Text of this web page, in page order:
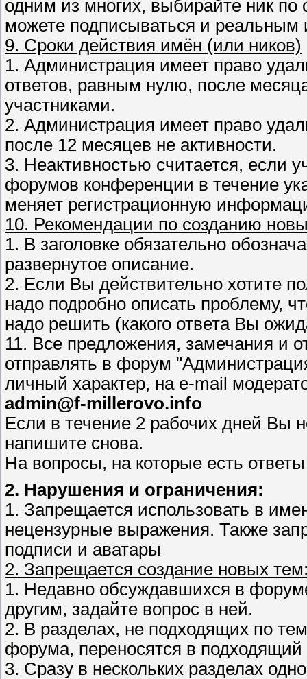
одним из многих, выбирайте ник
можете подписываться и
9. Сроки действия имён (или ников)
1. Администрация имеет право
ответов, равным нулю, после
участниками.
2. Администрация имеет право
после 12 месяцев не активности.
3. Неактивностью считается, если
форумов конференции в течение
меняет регистрационную
10. Рекомендации по созданию
1. В заголовке обязательно
развернутое описание.
2. Если Вы действительно хотите
надо подробно описать проблему,
надо решить (какого ответа Вы
11. Все предложения, замечания и
отправлять в форум
личный характер, на e-mail
admin@f-millerovo.info
Если в течение 2 рабочих дней Вы
напишите снова.
На вопросы, на которые есть
2. Нарушения и ограничения:
1. Запрещается использовать в
нецензурные выражения. Также
подписи и аватары
2. Запрещается создание новых
1. Недавно обсуждавшихся в
другим, задайте вопрос в ней.
2. В разделах, не подходящих по
форума, переносятся в
3. Сразу в нескольких разделах